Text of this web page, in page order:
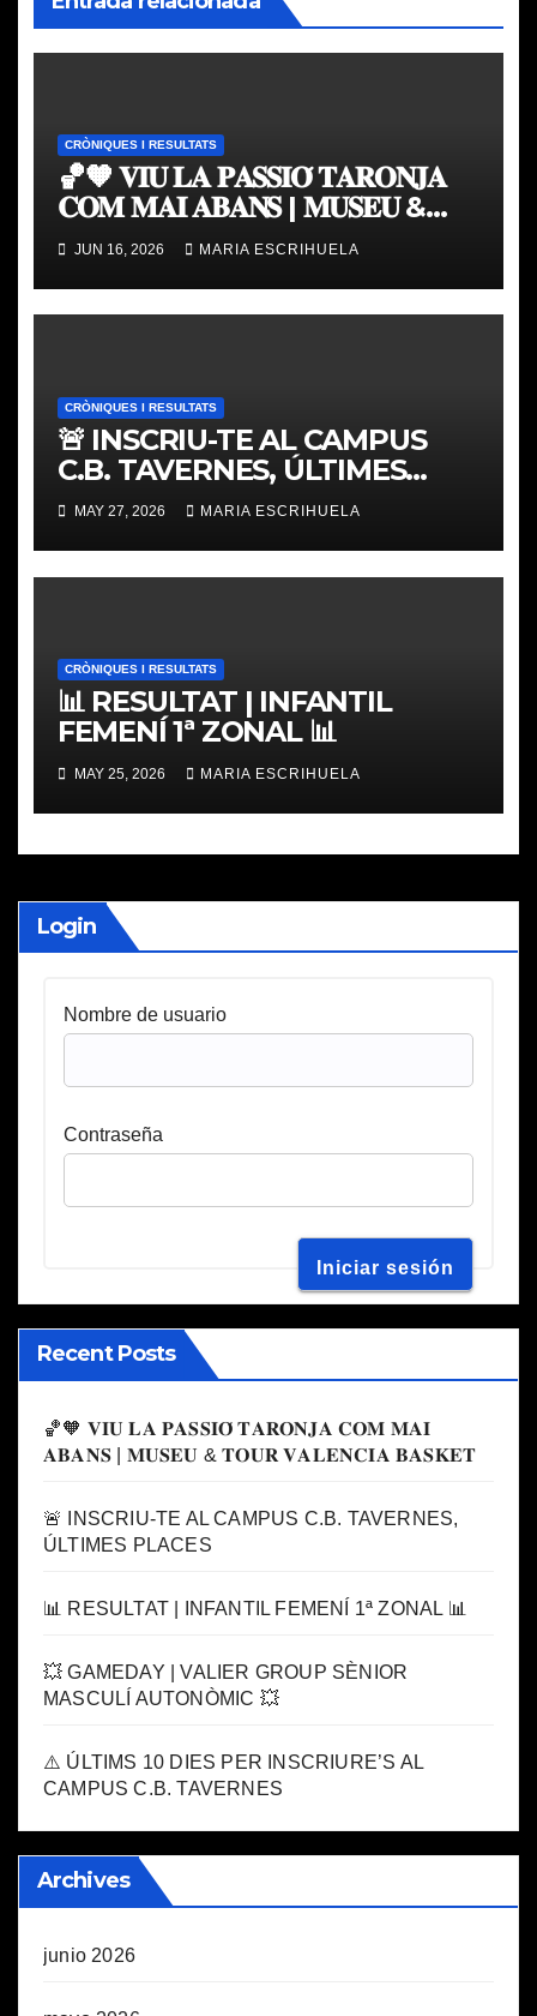
CRÒNIQUES I RESULTATS
🏀🧡 𝐕𝐈𝐔 𝐋𝐀 𝐏𝐀𝐒𝐒𝐈𝐎́ 𝐓𝐀𝐑𝐎𝐍𝐉𝐀
𝐂𝐎𝐌 𝐌𝐀𝐈 𝐀𝐁𝐀𝐍𝐒 | 𝐌𝐔𝐒𝐄𝐔 &
𝐓𝐎𝐔𝐑 𝐕𝐀𝐋𝐄𝐍𝐂𝐈𝐀 𝐁𝐀𝐒𝐊𝐄𝐓
JUN 16, 2026 MARIA ESCRIHUELA
CRÒNIQUES I RESULTATS
🚨 INSCRIU-TE AL CAMPUS
C.B. TAVERNES, ÚLTIMES
PLACES
MAY 27, 2026 MARIA ESCRIHUELA
CRÒNIQUES I RESULTATS
📊 RESULTAT | INFANTIL
FEMENÍ 1ª ZONAL 📊
MAY 25, 2026 MARIA ESCRIHUELA
Login
Nombre de usuario
Contraseña
Recent Posts
🏀🧡 𝐕𝐈𝐔 𝐋𝐀 𝐏𝐀𝐒𝐒𝐈𝐎́ 𝐓𝐀𝐑𝐎𝐍𝐉𝐀 𝐂𝐎𝐌 𝐌𝐀𝐈
𝐀𝐁𝐀𝐍𝐒 | 𝐌𝐔𝐒𝐄𝐔 & 𝐓𝐎𝐔𝐑 𝐕𝐀𝐋𝐄𝐍𝐂𝐈𝐀 𝐁𝐀𝐒𝐊𝐄𝐓
🚨 INSCRIU-TE AL CAMPUS C.B. TAVERNES,
ÚLTIMES PLACES
📊 RESULTAT | INFANTIL FEMENÍ 1ª ZONAL 📊
💥 GAMEDAY | VALIER GROUP SÈNIOR
MASCULÍ AUTONÒMIC 💥
⚠️ ÚLTIMS 10 DIES PER INSCRIURE’S AL
CAMPUS C.B. TAVERNES
Archives
junio 2026